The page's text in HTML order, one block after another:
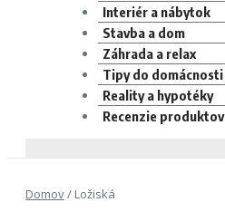
Interiér a nábytok
Stavba a dom
Záhrada a relax
Tipy do domácnosti
Reality a hypotéky
Recenzie produktov
Domov/ Ložiská